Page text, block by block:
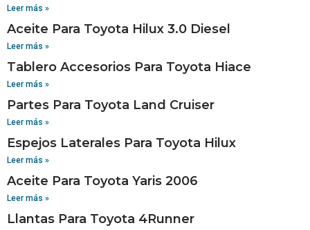
Leer más »
Aceite Para Toyota Hilux 3.0 Diesel
Leer más »
Tablero Accesorios Para Toyota Hiace
Leer más »
Partes Para Toyota Land Cruiser
Leer más »
Espejos Laterales Para Toyota Hilux
Leer más »
Aceite Para Toyota Yaris 2006
Leer más »
Llantas Para Toyota 4Runner